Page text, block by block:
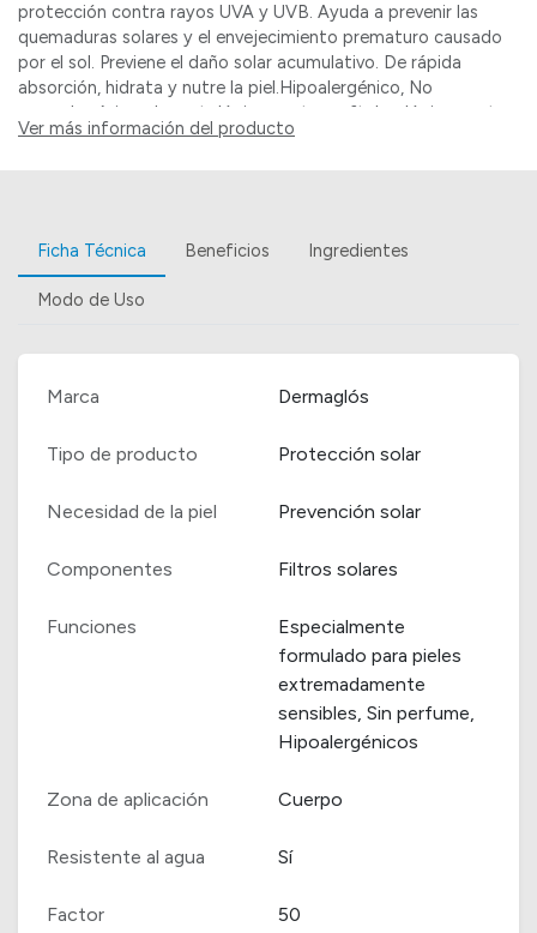
protección contra rayos UVA y UVB. Ayuda a prevenir las
quemaduras solares y el envejecimiento prematuro causado
por el sol. Previene el daño solar acumulativo. De rápida
absorción, hidrata y nutre la piel.Hipoalergénico, No
comedogénico, dermatológicamente y oftalmológicamente
testeado, sin parabenos, sin TACC, no testeado en animales,
Ver más información del producto
Ficha Técnica Beneficios Ingredientes
Modo de Uso
Marca Dermaglós
Tipo de producto Protección solar
Necesidad de la piel Prevención solar
Componentes Filtros solares
Funciones
Especialmente
formulado para pieles
extremadamente
sensibles, Sin perfume,
Hipoalergénicos
Zona de aplicación Cuerpo
Resistente al agua Sí
Factor 50